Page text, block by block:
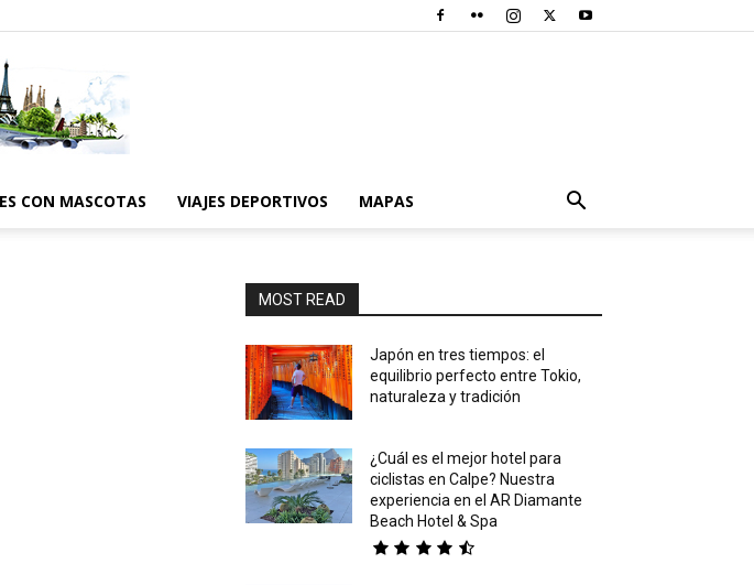
CON MASCOTAS VIAJES DEPORTIVOS MAPAS
MOST READ
Japón en tres tiempos: el
equilibrio perfecto entre Tokio,
naturaleza y tradición
¿Cuál es el mejor hotel para
ciclistas en Calpe? Nuestra
experiencia en el AR Diamante
Beach Hotel & Spa